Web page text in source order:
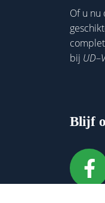
Of u nu
bij UD–
Blijf